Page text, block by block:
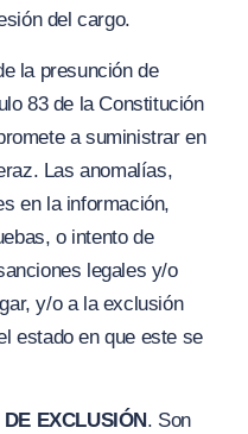
del cargo.
la presunción de
83 de la Constitución
a suministrar en
Las anomalías,
en la información,
o intento de
legales y/o
y/o a la exclusión
estado en que este se
EXCLUSIÓN . Son